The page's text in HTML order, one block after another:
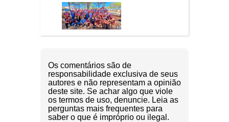
Os comentários são de
responsabilidade exclusiva de seus
autores e não representam a opinião
deste site. Se achar algo que viole
os termos de uso, denuncie. Leia as
perguntas mais frequentes para
saber o que é impróprio ou ilegal.